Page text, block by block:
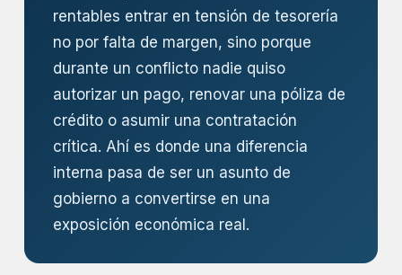
rentables entrar en tensión de tesorería
no por falta de margen, sino porque
durante un conflicto nadie quiso
autorizar un pago, renovar una póliza de
crédito o asumir una contratación
crítica. Ahí es donde una diferencia
interna pasa de ser un asunto de
gobierno a convertirse en una
exposición económica real.